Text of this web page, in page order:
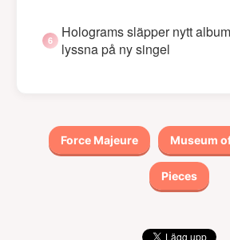
Holograms släpper nytt
lyssna på ny singel
Force Majeure Museum
Pieces